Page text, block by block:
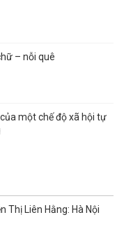
– nỗi quê
của một chế độ xã hội tự
Thị Liên Hằng: Hà Nội